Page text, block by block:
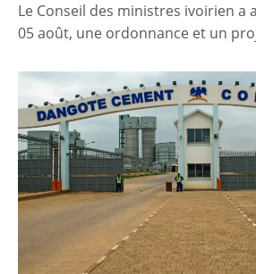
Le Conseil des ministres ivoirien a
05 août, une ordonnance et un